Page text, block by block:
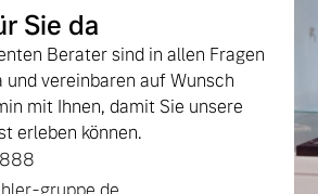
Sie da
Berater sind in allen Fragen
und vereinbaren auf Wunsch
mit Ihnen, damit Sie unsere
erleben können.